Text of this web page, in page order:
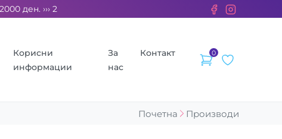
ден. ››› 2% од секоја сметка се донираат за бездомните
Корисни
информации
За
нас
Контакт 0
Почетна Производи